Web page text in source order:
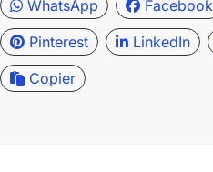
WhatsApp Facebook
Pinterest
LinkedIn
Copier